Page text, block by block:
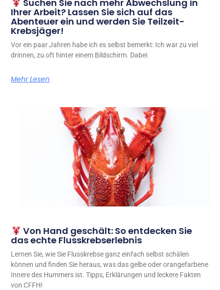
Suchen Sie nach mehr Abwechslung in
Ihrer Arbeit? Lassen Sie sich auf das
Abenteuer ein und werden Sie Teilzeit-
Krebsjäger!
Vor ein paar Jahren habe ich es selbst bemerkt: Ich war zu viel
drinnen, zu oft hinter einem Bildschirm. Dabei
Mehr Lesen
Von Hand geschält: So entdecken Sie
das echte Flusskrebserlebnis
Lernen Sie, wie Sie Flusskrebse ganz einfach selbst schälen
können und finden Sie heraus, was das gelbe oder orangefarbene
Innere des Hummers ist. Tipps, Erklärungen und leckere Fakten
von CFFH!